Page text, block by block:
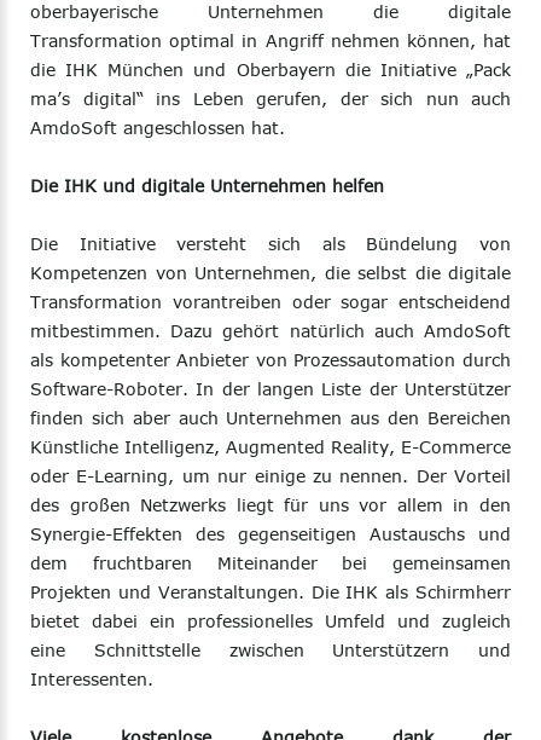
oberbayerische Unternehmen die digitale
Transformation optimal in Angriff nehmen können, hat
die IHK München und Oberbayern die Initiative „Pack
ma’s digital“ ins Leben gerufen, der sich nun auch
AmdoSoft angeschlossen hat.
Die IHK und digitale Unternehmen helfen
Die Initiative versteht sich als Bündelung von
Kompetenzen von Unternehmen, die selbst die digitale
Transformation vorantreiben oder sogar entscheidend
mitbestimmen. Dazu gehört natürlich auch AmdoSoft
als kompetenter Anbieter von Prozessautomation durch
Software-Roboter. In der langen Liste der Unterstützer
finden sich aber auch Unternehmen aus den Bereichen
Künstliche Intelligenz, Augmented Reality, E-Commerce
oder E-Learning, um nur einige zu nennen. Der Vorteil
des großen Netzwerks liegt für uns vor allem in den
Synergie-Effekten des gegenseitigen Austauschs und
dem fruchtbaren Miteinander bei gemeinsamen
Projekten und Veranstaltungen. Die IHK als Schirmherr
bietet dabei ein professionelles Umfeld und zugleich
eine Schnittstelle zwischen Unterstützern und
Interessenten.